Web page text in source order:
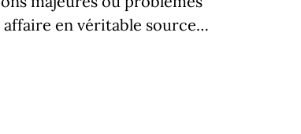
en véritable source…